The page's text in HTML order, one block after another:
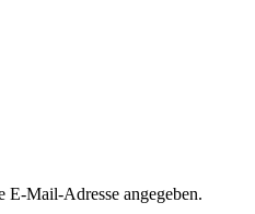
Mail-Adresse angegeben.